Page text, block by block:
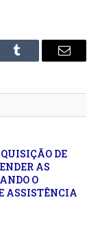
Tumblr
E-
DE
AS
O
ASSISTÊNCIA